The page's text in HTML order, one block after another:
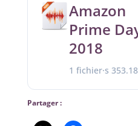
Amazon
Prime
2018
1 fichier·s
Partager :